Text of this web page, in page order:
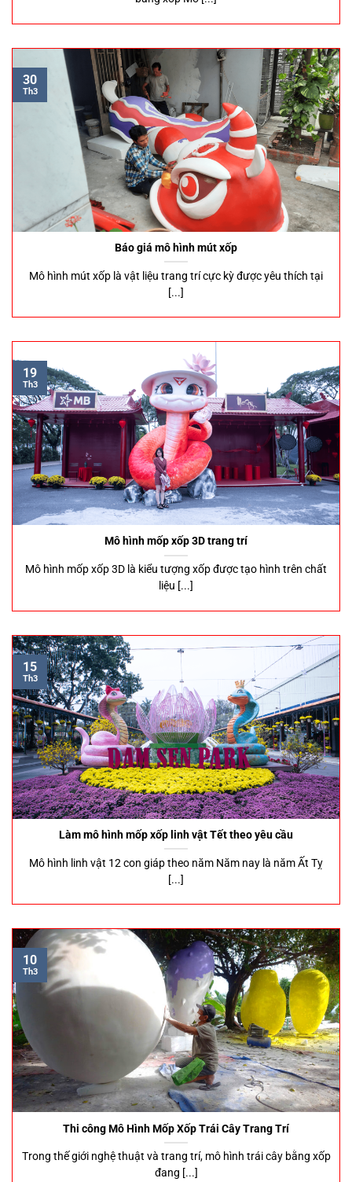
Báo giá mô hình mút xốp
Mô hình mút xốp là vật liệu trang trí cực kỳ được yêu thích tại
[...]
30
Th3
Mô hình mốp xốp 3D trang trí
Mô hình mốp xốp 3D là kiểu tượng xốp được tạo hình trên chất
liệu [...]
19
Th3
Làm mô hình mốp xốp linh vật Tết theo yêu cầu
Mô hình linh vật 12 con giáp theo năm Năm nay là năm Ất Tỵ
[...]
15
Th3
Thi công Mô Hình Mốp Xốp Trái Cây Trang Trí
Trong thế giới nghệ thuật và trang trí, mô hình trái cây bằng xốp
đang [...]
10
Th3